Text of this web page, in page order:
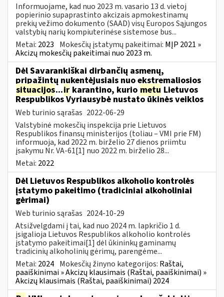
Informuojame, kad nuo 2023 m. vasario 13 d. vietoj
popierinio supaprastinto akcizais apmokestinamų
prekių vežimo dokumento (SAAD) visų Europos Sąjungos
valstybių narių kompiuterinėse sistemose bus...
Metai: 2023 Mokesčių įstatymų pakeitimai: MĮP 2021 »
Akcizų mokesčių pakeitimai nuo 2023 m.
Dėl Savarankiškai dirbančių asmenų,
pripažintų nukentėjusiais nuo ekstremaliosios
situacijos...ir karantino, kurio metu Lietuvos
Respublikos Vyriausybė nustato ūkinės veiklos
Web turinio sąrašas 2022-06-29
Valstybinė mokesčių inspekcija prie Lietuvos
Respublikos finansų ministerijos (toliau – VMI prie FM)
informuoja, kad 2022 m. birželio 27 dienos priimtu
įsakymu Nr. VA-61[1] nuo 2022 m. birželio 28...
Metai: 2022
Dėl Lietuvos Respublikos alkoholio kontrolės
įstatymo pakeitimo (tradiciniai alkoholiniai
gėrimai)
Web turinio sąrašas 2024-10-29
Atsižvelgdami į tai, kad nuo 2024 m. lapkričio 1 d.
įsigalioja Lietuvos Respublikos alkoholio kontrolės
įstatymo pakeitimai[1] dėl ūkininkų gaminamų
tradicinių alkoholinių gėrimų, parengėme...
Metai: 2024 Mokesčių žinyno kategorijos: Raštai,
paaiškinimai » Akcizų klausimais (Raštai, paaiškinimai) »
Akcizų klausimais (Raštai, paaiškinimai) 2024